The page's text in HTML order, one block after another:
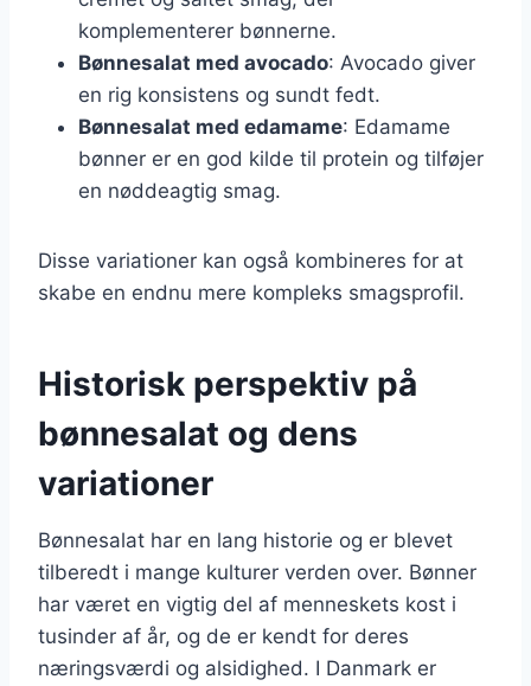
komplementerer bønnerne.
Bønnesalat med avocado: Avocado giver
en rig konsistens og sundt fedt.
Bønnesalat med edamame: Edamame
bønner er en god kilde til protein og tilføjer
en nøddeagtig smag.
Disse variationer kan også kombineres for at
skabe en endnu mere kompleks smagsprofil.
Historisk perspektiv på
bønnesalat og dens
variationer
Bønnesalat har en lang historie og er blevet
tilberedt i mange kulturer verden over. Bønner
har været en vigtig del af menneskets kost i
tusinder af år, og de er kendt for deres
næringsværdi og alsidighed. I Danmark er